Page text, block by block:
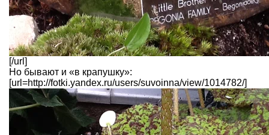
[/url]
Но бывают и «в крапушку»:
[url=http://fotki.yandex.ru/users/suvoinna/view/1014782/]